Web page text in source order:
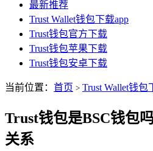
最新推荐
Trust Wallet钱包下载app
Trust钱包官方下载
Trust钱包苹果下载
Trust钱包安卓下载
当前位置： 首页 > Trust Wallet钱包
Trust钱包是BSC钱包
关系